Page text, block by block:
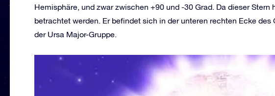
Hemisphäre, und zwar zwischen +90 und -30 Grad. Da dieser Stern
betrachtet werden. Er befindet sich in der unteren rechten Ecke des
der Ursa Major-Gruppe.